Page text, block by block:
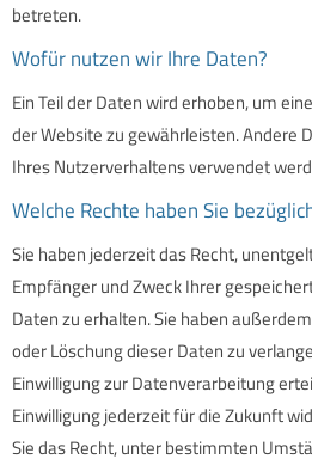
betreten.
Wofür nutzen wir Ihre Daten?
Ein Teil der Daten wird erhoben, um
der Website zu gewährleisten. Andere
Ihres Nutzerverhaltens verwendet
Welche Rechte haben Sie
Sie haben jederzeit das Recht,
Empfänger und Zweck Ihrer
Daten zu erhalten. Sie haben
oder Löschung dieser Daten zu
Einwilligung zur Datenverarbeitung
Einwilligung jederzeit für die Zukunft
Sie das Recht, unter bestimmten